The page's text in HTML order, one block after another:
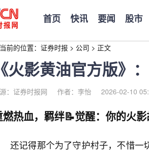
首页 快讯 要闻 股市
前的位置： 证券时报 > 公司 > 正文
《火影黄油官方版》
：证券时报网 作者：李怡 2026-02-10
燃热血，羁绊📝觉醒：你的火
还记得那个为了守护村子，不惜一